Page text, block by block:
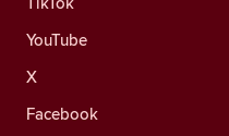
YouTube
X
Facebook